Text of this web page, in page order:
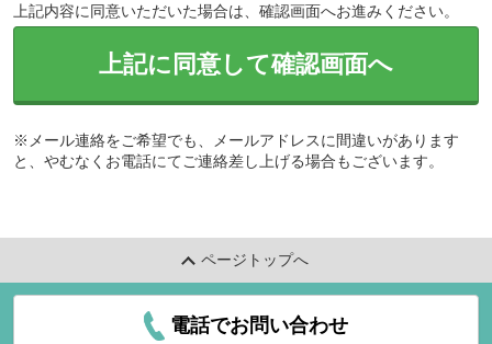
上記内容に同意いただいた場合は、確認画面へお進みください。
上記に同意して確認画面へ
※メール連絡をご希望でも、メールアドレスに間違いがあります
と、やむなくお電話にてご連絡差し上げる場合もございます。
ページトップへ
電話でお問い合わせ